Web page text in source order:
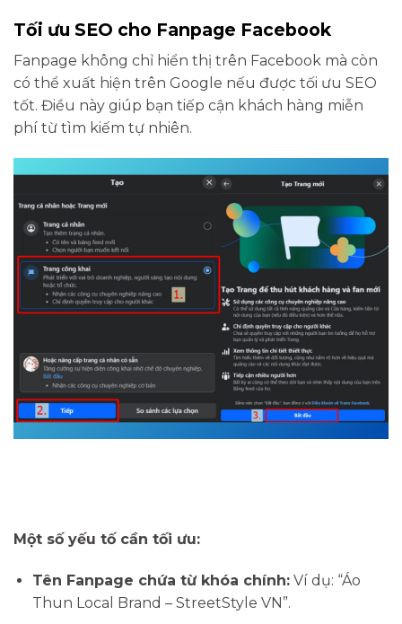
Tối ưu SEO cho Fanpage Facebook
Fanpage không chỉ hiển thị trên Facebook mà còn
có thể xuất hiện trên Google nếu được tối ưu SEO
tốt. Điều này giúp bạn tiếp cận khách hàng miễn
phí từ tìm kiếm tự nhiên.
Một số yếu tố cần tối ưu:
Tên Fanpage chứa từ khóa chính:Ví dụ: “Áo
Thun Local Brand – StreetStyle VN”.